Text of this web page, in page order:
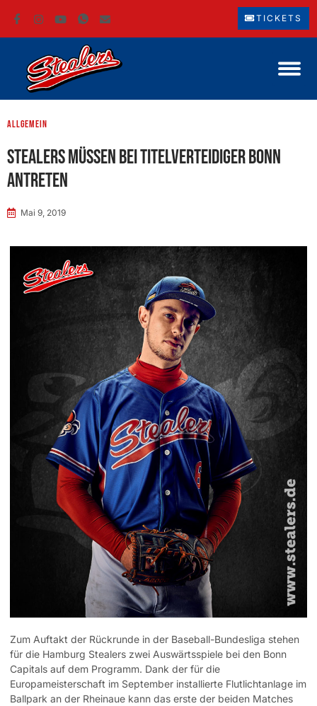
TICKETS
Allgemein
Stealers müssen bei Titelverteidiger Bonn
antreten
Mai 9, 2019
Zum Auftakt der Rückrunde in der Baseball-Bundesliga stehen
für die Hamburg Stealers zwei Auswärtsspiele bei den Bonn
Capitals auf dem Programm. Dank der für die
Europameisterschaft im September installierte Flutlichtanlage im
Ballpark an der Rheinaue kann das erste der beiden Matches